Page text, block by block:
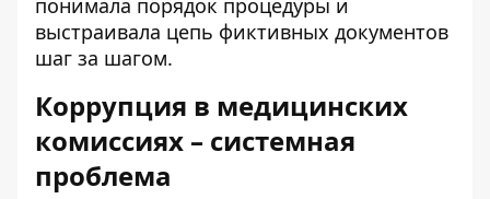
понимала порядок процедуры и
выстраивала цепь фиктивных документов
шаг за шагом.
Коррупция в медицинских
комиссиях – системная
проблема